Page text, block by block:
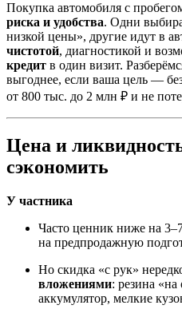
Покупка автомобиля с
риска и удобства. Одни
низкой цены», другие идут в
чистотой, диагностикой и
кредит в один визит.
выгоднее, если ваша цель —
от 800 тыс. до 2 млн ₽ и не
Цена и
сэкономить
У частника
Часто ценник ниже на
на предпродажную
Но скидка «с рук»
вложениями: резина «на
аккумулятор, мелкие